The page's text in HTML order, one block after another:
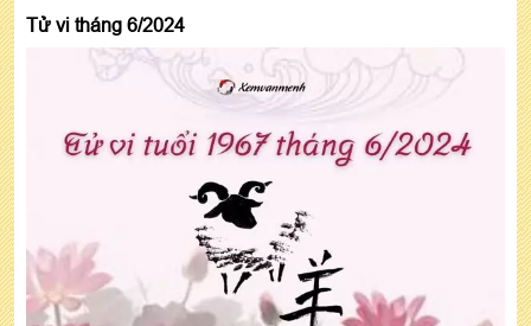
Tử vi tháng 6/2024